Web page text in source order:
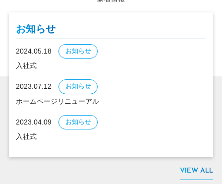
お知らせ
2024.05.18 お知らせ
入社式
2023.07.12 お知らせ
ホームページリニューアル
2023.04.09 お知らせ
入社式
VIEW ALL